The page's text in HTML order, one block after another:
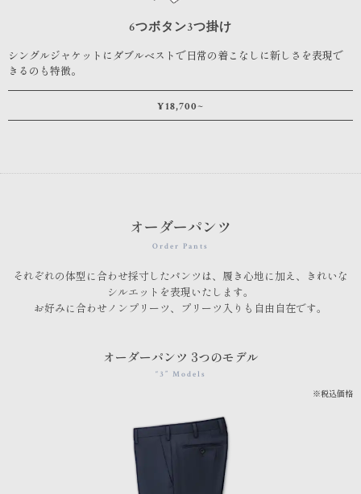
6つボタン3つ掛け
シングルジャケットにダブルベストで日常の着こなしに新しさを表現で
きるのも特徴。
¥18,700~
オーダーパンツ
Order Pants
それぞれの体型に合わせ採寸したパンツは、履き心地に加え、きれいな
シルエットを表現いたします。
お好みに合わせノンプリーツ、プリーツ入りも自由自在です。
オーダーパンツ 3つのモデル
“3” Models
※税込価格